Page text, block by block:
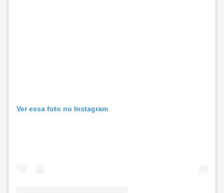
Ver essa foto no Instagram